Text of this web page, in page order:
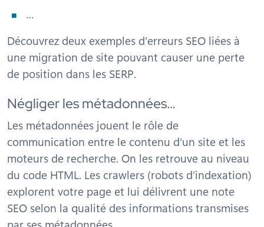
…
Découvrez deux exemples d’erreurs SEO liées à
une migration de site pouvant causer une perte
de position dans les SERP.
Négliger les métadonnées…
Les métadonnées jouent le rôle de
communication entre le contenu d’un site et les
moteurs de recherche. On les retrouve au niveau
du code HTML. Les crawlers (robots d’indexation)
explorent votre page et lui délivrent une note
SEO selon la qualité des informations transmises